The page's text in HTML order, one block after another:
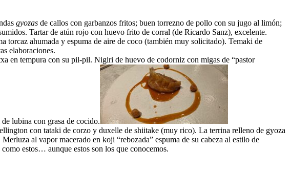
gyozas de callos con garbanzos fritos; buen torrezno de pollo con su jugo al limón;
Tartar de atún rojo con huevo frito de corral (de Ricardo Sanz), excelente.
ahumada y espuma de aire de coco (también muy solicitado). Temaki de
elaboraciones.
en tempura con su pil-pil. Nigiri de huevo de codorniz con migas de “pastor
lubina con grasa de cocido.
con tataki de corzo y duxelle de shiitake (muy rico). La terrina relleno de gyoza
Merluza al vapor macerado en koji “rebozada” espuma de su cabeza al estilo de
estos… aunque estos son los que conocemos.